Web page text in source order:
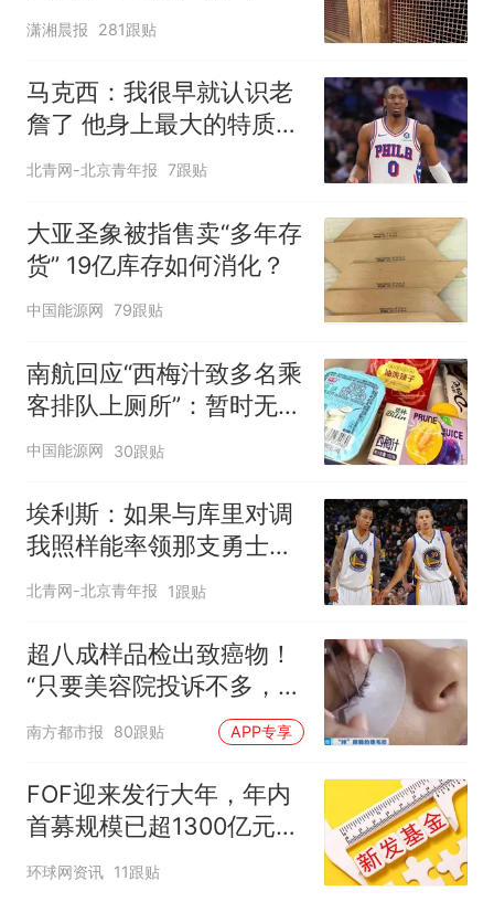
分石窟受特别保护，游客
可按需买
潇湘晨报 281跟贴
马克西：我很早就认识老
詹了 他身上最大的特质就
是谦逊
北青网-北京青年报 7跟贴
大亚圣象被指售卖“多年存
货” 19亿库存如何消化？
中国能源网 79跟贴
南航回应“西梅汁致多名乘
客排队上厕所”：暂时无法
核查是否发放西梅汁
中国能源网 30跟贴
埃利斯：如果与库里对调
我照样能率领那支勇士取
得现在的成就
北青网-北京青年报 1跟贴
超八成样品检出致癌物！
“只要美容院投诉不多，店
家就不会更换产品”
南方都市报 80跟贴 APP专享
FOF迎来发行大年，年内
首募规模已超1300亿元创
历史新高
环球网资讯 11跟贴